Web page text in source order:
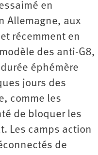
en
Allemagne, aux
récemment en
des anti-G8,
éphémère
jours des
comme les
de bloquer les
Les camps action
de